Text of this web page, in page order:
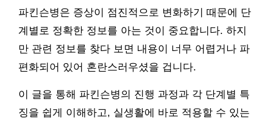
파킨슨병은 증상이 점진적으로 변화하기 때문에 단
계별로 정확한 정보를 아는 것이 중요합니다. 하지
만 관련 정보를 찾다 보면 내용이 너무 어렵거나 파
편화되어 있어 혼란스러우셨을 겁니다.
이 글을 통해 파킨슨병의 진행 과정과 각 단계별 특
징을 쉽게 이해하고, 실생활에 바로 적용할 수 있는